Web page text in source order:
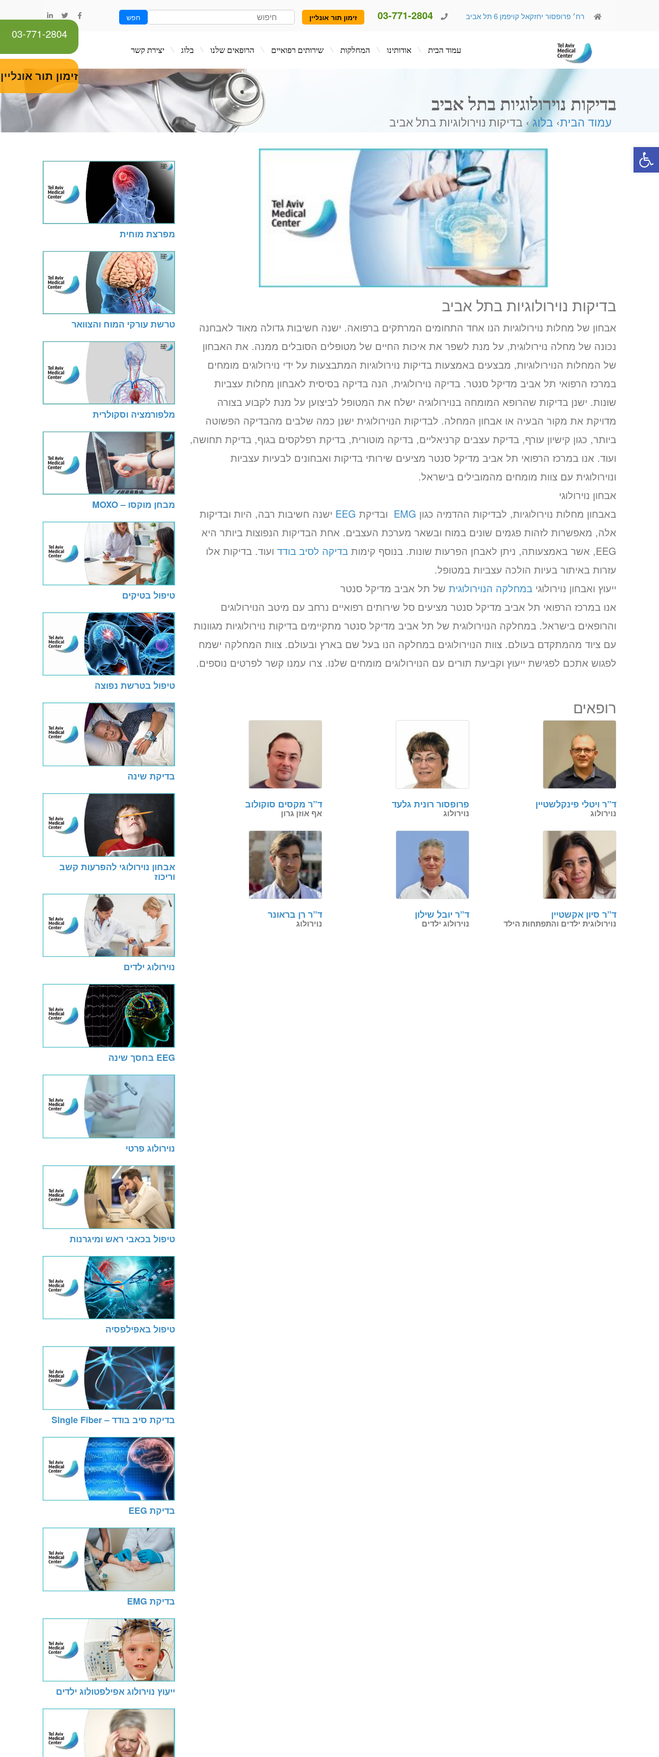
פתח סרגל נגישות
רח׳ פרופסור יחזקאל קויפמן 6 תל אביב 03-771-2804 זימון תור אונליין חפש
בדיקות נוירולוגיות בתל אביב
עמוד הבית› בלוג› בדיקות נוירולוגיות בתל אביב
בדיקות נוירולוגיות בתל אביב
אבחון של מחלות נוירולוגיות הנו אחד התחומים המרתקים ברפואה. ישנה חשיבות גדולה מאוד לאבחנה
נכונה של מחלה נוירולוגית, על מנת לשפר את איכות החיים של מטופלים הסובלים ממנה. את האבחון
של המחלות הנוירולוגיות, מבצעים באמצעות בדיקות נוירולוגיות המתבצעות על ידי נוירולוגים מומחים
במרכז הרפואי תל אביב מדיקל סנטר. בדיקה נוירולוגית, הנה בדיקה בסיסית לאבחון מחלות עצביות
שונות. ישנן בדיקות שהרופא המומחה בנוירולוגיה ישלח את המטופל לביצוען על מנת לקבוע בצורה
מדויקת את מקור הבעיה או אבחון המחלה. לבדיקות הנוירולוגית ישנן כמה שלבים מהבדיקה הפשוטה
ביותר, כגון קישיון עורף, בדיקת עצבים קרניאליים, בדיקה מוטורית, בדיקת רפלקסים בגוף, בדיקת תחושה,
ועוד. אנו במרכז הרפואי תל אביב מדיקל סנטר מציעים שירותי בדיקות ואבחונים לבעיות עצביות
ונוירולוגית עם צוות מומחים מהמובילים בישראל.
אבחון נוירולוגי
באבחון מחלות נוירולוגיות, לבדיקות ההדמיה כגון EMG ובדיקת EEG ישנה חשיבות רבה, היות ובדיקות
אלה, מאפשרות לזהות פגמים שונים במוח ובשאר מערכת העצבים. אחת הבדיקות הנפוצות ביותר היא
EEG, אשר באמצעותה, ניתן לאבחן הפרעות שונות. בנוסף קימות
בדיקה לסיב בודד ועוד. בדיקות אלו
עזרות באיתור בעיות הולכה עצביות במטופל.
ייעוץ ואבחון נוירולוגי במחלקה הנוירולוגית של תל אביב מדיקל סנטר
אנו במרכז הרפואי תל אביב מדיקל סנטר מציעים סל שירותים רפואיים נרחב עם מיטב הנוירולוגים
והרופאים בישראל. במחלקה הנוירולוגית של תל אביב מדיקל סנטר מתקיימים בדיקות נוירולוגיות מגוונות
עם ציוד מהמתקדם בעולם. צוות הנוירולוגים במחלקה הנו בעל שם בארץ ובעולם. צוות המחלקה ישמח
לפגוש אתכם לפגישת ייעוץ וקביעת תורים עם הנוירולוגים מומחים שלנו. צרו עמנו קשר לפרטים נוספים.
רופאים
ד”ר מקסים סוקולוב
אף אוזן גרון
פרופסור רונית גלעד
נוירולוג
ד”ר ויטלי פינקלשטיין
נוירולוג
ד”ר רן בראונר
נוירולוג
ד”ר יובל שילון
נוירולוג ילדים
ד”ר סיון אקשטיין
נוירולוגית ילדים והתפתחות הילד
מפרצת מוחית
טרשת עורקי המוח והצוואר
מלפורמציה וסקולרית
מבחן מוקסו – MOXO
טיפול בטיקים
טיפול בטרשת נפוצה
בדיקת שינה
אבחון נוירולוגי להפרעות קשב
וריכוז
נוירולוג ילדים
EEG בחסך שינה
נוירולוג פרטי
טיפול בכאבי ראש ומיגרנות
טיפול באפילפסיה
בדיקת סיב בודד – Single Fiber
בדיקת EEG
בדיקת EMG
ייעוץ נוירולוג אפילפטולוג ילדים
זימון תור אונליין
03-771-2804